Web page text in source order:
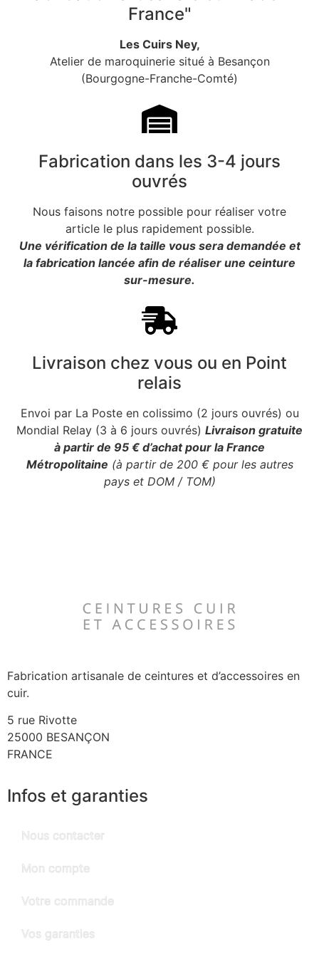
France"
Les Cuirs Ney,
Atelier de maroquinerie situé à Besançon
(Bourgogne-Franche-Comté)
Fabrication dans les 3-4 jours
ouvrés
Nous faisons notre possible pour réaliser votre
article le plus rapidement possible.
Une vérification de la taille vous sera demandée et
la fabrication lancée afin de réaliser une ceinture
sur-mesure.
Livraison chez vous ou en Point
relais
Envoi par La Poste en colissimo (2 jours ouvrés) ou
Mondial Relay (3 à 6 jours ouvrés) Livraison gratuite
à partir de 95 € d’achat pour la France
Métropolitaine (à partir de 200 € pour les autres
pays et DOM / TOM)
Fabrication artisanale de ceintures et d’accessoires en
cuir.
5 rue Rivotte
25000 BESANÇON
FRANCE
Infos et garanties
Nous contacter
Mon compte
Votre commande
Vos garanties